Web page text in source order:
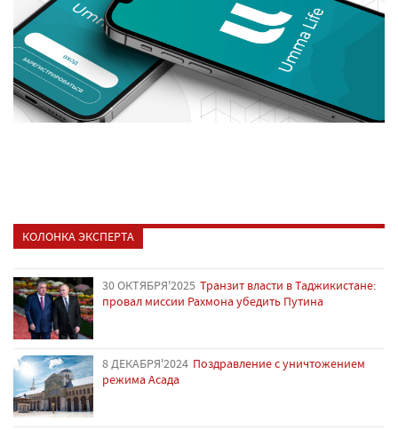
КОЛОНКА ЭКСПЕРТА
30 ОКТЯБРЯ'2025 Транзит власти в Таджикистане:
провал миссии Рахмона убедить Путина
8 ДЕКАБРЯ'2024 Поздравление с уничтожением
режима Асада